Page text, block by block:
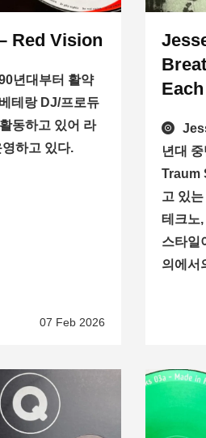
Red Vision
년대부터 활약
테랑 DJ/프로듀
동하고 있어 라
하고 있다.
07 Feb 2026
년대
Traum
고 있
테크노
스타일
의에서